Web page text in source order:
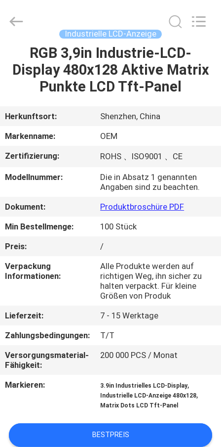
HAUSE
ÜBER
UNS
WERKSBESICHTIGUNG
QUALITÄTSKONTROLLE
KONTAKT
MIT
UNS
BITTE UM
ANGEBOT
SITEMAP
POLICY
Optoelectronic
Industrielle LCD-Anzeige
RGB 3,9in Industrie-LCD-
Display 480x128 Aktive Matrix
Punkte LCD Tft-Panel
Herkunftsort:
Shenzhen, China
Markenname:
OEM
Zertifizierung:
ROHS 、ISO9001 、CE
Modellnummer:
Die in Absatz 1 genannten
Angaben sind zu beachten.
Dokument:
Produktbroschüre PDF
Min Bestellmenge:
100 Stück
Preis:
/
Verpackung
Informationen:
Alle Produkte werden auf
richtigen Weg, ihn sicher zu
halten verpackt. Für kleine
Größen von Produk
Lieferzeit:
7 - 15 Werktage
Zahlungsbedingungen:
T/T
Versorgungsmaterial-
Fähigkeit:
200 000 PCS / Monat
Markieren: 3.9in Industrielles LCD-Display,
Industrielle LCD-Anzeige 480x128,
Matrix Dots LCD Tft-Panel
BESTPREIS